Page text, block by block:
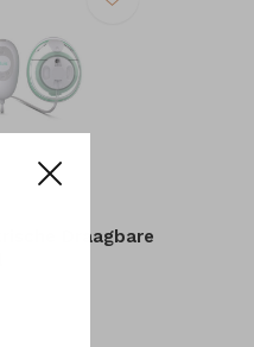
Draagbare